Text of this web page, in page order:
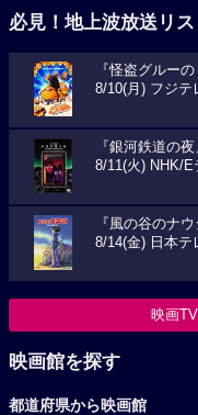
必見！地上波放送リス
『怪盗グルー
8/10(月) フジテ
『銀河鉄道の夜
8/11(火) NHK/E
『風の谷のナウ
8/14(金) 日本テ
映画
映画館を探す
都道府県から映画館